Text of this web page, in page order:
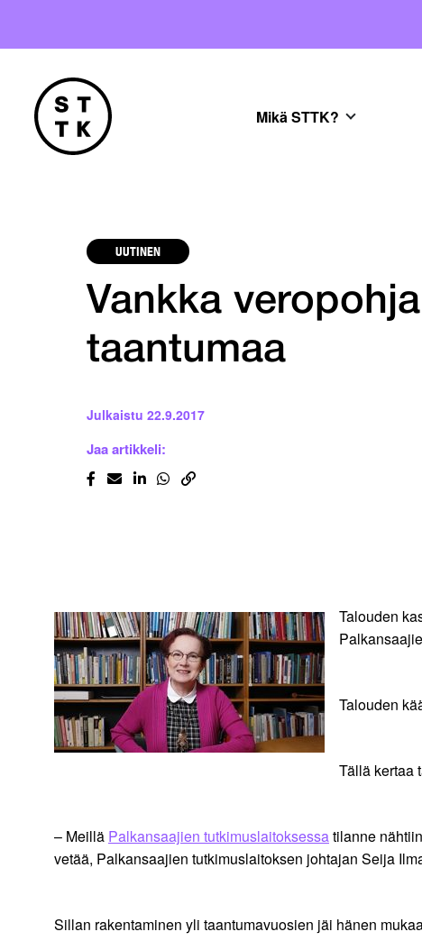
Mikä STTK?
UUTINEN
Vankka
taantumaa
Julkaistu 22.9.2017
Jaa artikkeli:
Talouden
Talouden
Tällä kertaa
– Meillä Palkansaajien tutkimuslaitoksessatilanne
vetää, Palkansaajien tutkimuslaitoksen johtajan Seija
Sillan rakentaminen yli taantumavuosien jäi hänen